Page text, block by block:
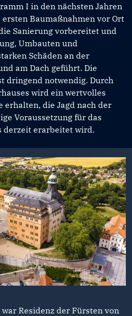
I in den nächsten Jahren
Baumaßnahmen vor Ort
Sanierung vorbereitet und
Umbauten und
Schäden an der
am Dach geführt. Die
dringend notwendig. Durch
wird ein wertvolles
erhalten, die Jagd nach der
Voraussetzung für das
derzeit erarbeitet wird.
Residenz der Fürsten von